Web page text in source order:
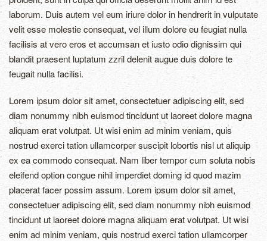
laborum. Duis autem vel eum iriure dolor in hendrerit in vulputate
velit esse molestie consequat, vel illum dolore eu feugiat nulla
facilisis at vero eros et accumsan et iusto odio dignissim qui
blandit praesent luptatum zzril delenit augue duis dolore te
feugait nulla facilisi.
Lorem ipsum dolor sit amet, consectetuer adipiscing elit, sed
diam nonummy nibh euismod tincidunt ut laoreet dolore magna
aliquam erat volutpat. Ut wisi enim ad minim veniam, quis
nostrud exerci tation ullamcorper suscipit lobortis nisl ut aliquip
ex ea commodo consequat. Nam liber tempor cum soluta nobis
eleifend option congue nihil imperdiet doming id quod mazim
placerat facer possim assum. Lorem ipsum dolor sit amet,
consectetuer adipiscing elit, sed diam nonummy nibh euismod
tincidunt ut laoreet dolore magna aliquam erat volutpat. Ut wisi
enim ad minim veniam, quis nostrud exerci tation ullamcorper